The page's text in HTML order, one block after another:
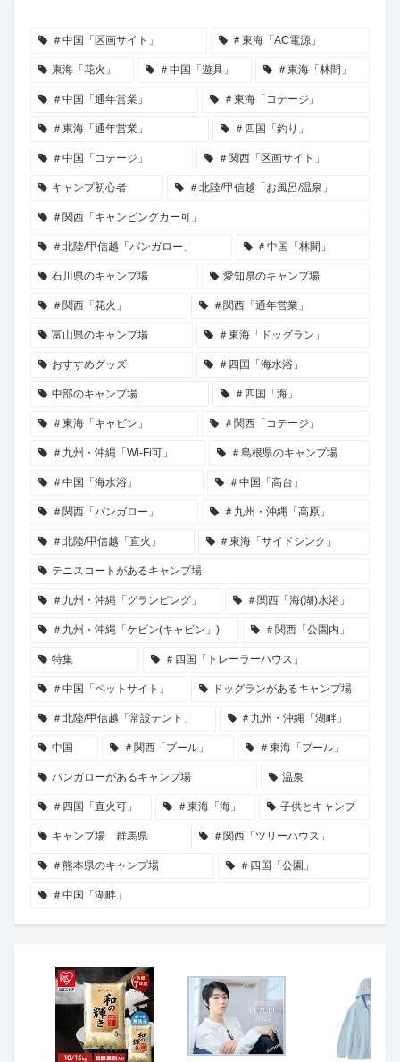
＃中国「区画サイト」 ＃東海「AC電源」
東海「花火」 ＃中国「遊具」 ＃東海「林間」
＃中国「通年営業」 ＃東海「コテージ」
＃東海「通年営業」 ＃四国「釣り」
＃中国「コテージ」 ＃関西「区画サイト」
キャンプ初心者 ＃北陸/甲信越「お風呂/温泉」
＃関西「キャンピングカー可」
＃北陸/甲信越「バンガロー」 ＃中国「林間」
石川県のキャンプ場 愛知県のキャンプ場
＃関西「花火」 ＃関西「通年営業」
富山県のキャンプ場 ＃東海「ドッグラン」
おすすめグッズ ＃四国「海水浴」
中部のキャンプ場 ＃四国「海」
＃東海「キャビン」 ＃関西「コテージ」
＃九州・沖縄「Wi-Fi可」 ＃島根県のキャンプ場
＃中国「海水浴」 ＃中国「高台」
＃関西「バンガロー」 ＃九州・沖縄「高原」
＃北陸/甲信越「直火」 ＃東海「サイドシンク」
テニスコートがあるキャンプ場
＃九州・沖縄「グランピング」 ＃関西「海(湖)水浴」
＃九州・沖縄「ケビン(キャビン」) ＃関西「公園内」
特集 ＃四国「トレーラーハウス」
＃中国「ペットサイト」 ドッグランがあるキャンプ場
＃北陸/甲信越「常設テント」 ＃九州・沖縄「湖畔」
中国 ＃関西「プール」 ＃東海「プール」
バンガローがあるキャンプ場 温泉
＃四国「直火可」 ＃東海「海」 子供とキャンプ
キャンプ場 群馬県 ＃関西「ツリーハウス」
＃熊本県のキャンプ場 ＃四国「公園」
＃中国「湖畔」